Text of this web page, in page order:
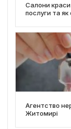
Салони краси
послуги та
Агентство
Житомирі